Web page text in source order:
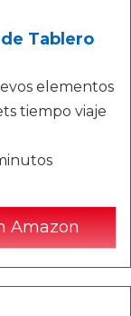
Tablero
elementos
tiempo viaje
Amazon